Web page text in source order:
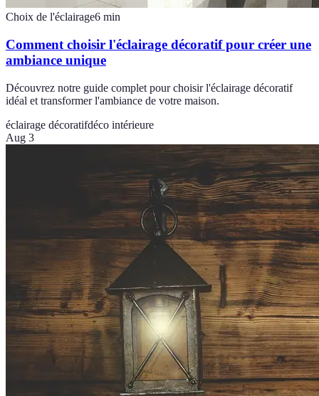
Choix de l'éclairage6 min
Comment choisir l'éclairage décoratif pour créer une
ambiance unique
Découvrez notre guide complet pour choisir l'éclairage décoratif
idéal et transformer l'ambiance de votre maison.
éclairage décoratifdéco intérieure
Aug 3